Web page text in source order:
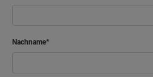
Nachname